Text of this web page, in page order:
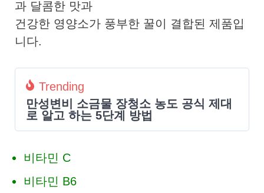
과 달콤한 맛과
건강한 영양소가 풍부한 꿀이 결합된 제품입
니다.
Trending
만성변비 소금물 장청소 농도 공식 제대
로 알고 하는 5단계 방법
비타민 C
비타민 B6